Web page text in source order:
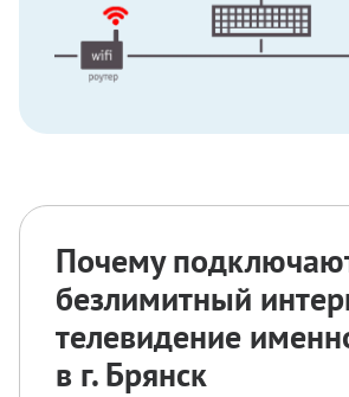
Почему
безлимитный
телевидение
в г. Брянск